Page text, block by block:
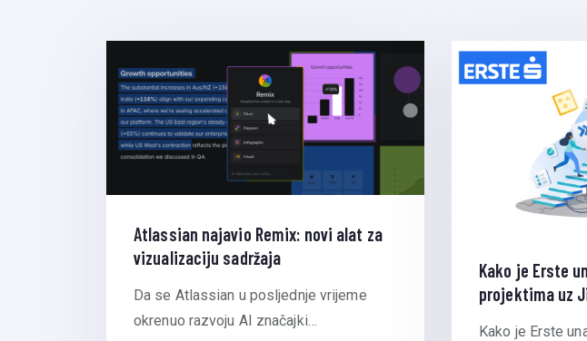
Atlassian najavio Remix: novi alat za
vizualizaciju sadržaja
Da se Atlassian u posljednje vrijeme
okrenuo razvoju AI značajki…
Kako je Erste
projektima uz
Kako je Erste